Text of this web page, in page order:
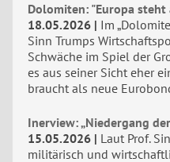
Dolomiten: "Europa steht
18.05.2026
Im
Sinn Trumps
Schwäche im Spiel der
es aus seiner Sicht eher
braucht als neue
Inerview: „Niedergang
15.05.2026
Laut Prof.
militärisch und